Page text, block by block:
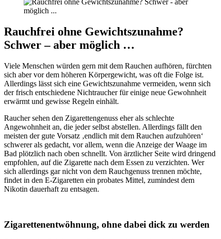
Rauchfrei ohne Gewichtszunahme?
Schwer – aber möglich …
Viele Menschen würden gern mit dem Rauchen aufhören, fürchten
sich aber vor dem höheren Körpergewicht, was oft die Folge ist.
Allerdings lässt sich eine Gewichtszunahme vermeiden, wenn sich
der frisch entschiedene Nichtraucher für einige neue Gewohnheit
erwärmt und gewisse Regeln einhält.
Raucher sehen den Zigarettengenuss eher als schlechte
Angewohnheit an, die jeder selbst abstellen. Allerdings fällt den
meisten der gute Vorsatz ‚endlich mit dem Rauchen aufzuhören‘
schwerer als gedacht, vor allem, wenn die Anzeige der Waage im
Bad plötzlich nach oben schnellt. Von ärztlicher Seite wird dringend
empfohlen, auf die Zigarette nach dem Essen zu verzichten. Wer
sich allerdings gar nicht von dem Rauchgenuss trennen möchte,
findet in den E-Zigaretten ein probates Mittel, zumindest dem
Nikotin dauerhaft zu entsagen.
Zigarettenentwöhnung, ohne dabei dick zu werden